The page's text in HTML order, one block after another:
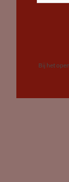
Bij het